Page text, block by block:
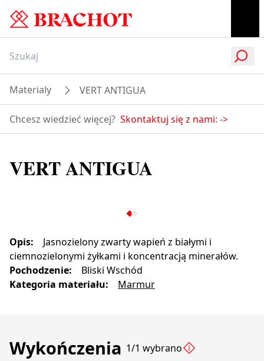
Materialy VERT ANTIGUA
Chcesz wiedzieć więcej? Skontaktuj się z nami: ->
VERT ANTIGUA
Opis:
Jasnozielony zwarty wapień z białymi i
ciemnozielonymi żyłkami i koncentracją minerałów.
Pochodzenie:
Bliski Wschód
Kategoria materiału: Marmur
Wykończenia 1/1 wybrano